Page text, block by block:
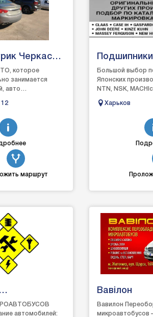
Черкаси
которое
занимается
авто
имеет
маршрут
сельхоз
Большой выбор
Японских
NTN, NSK,
почвообработка
Харьков
автомобилей:
Вавілон
Вавилон
микроавтобусов